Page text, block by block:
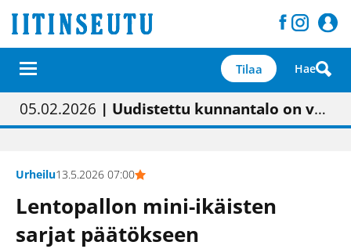
Tilaa Hae
01.02.2026 | Painon vaihtumisen pitäisi näkyä hieman parempana painojäljen laatuna lehdessä
05.02.2026 | Uudistettu kunnantalo on valoisa
23.04.2026 | “Olemme käynnistämässä uudelleen keskustavisiotyön”
09.05.2026| "Maalla on totuttu elämään omavaraisemmin kuin kaupungissa"
Urheilu13.5.2026 07:00
Lentopallon mini-ikäisten
sarjat päätökseen